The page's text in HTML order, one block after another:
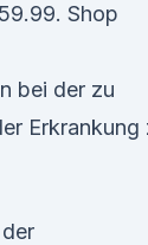
Shop
bei der zu
Erkrankung